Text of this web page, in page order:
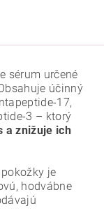
sérum určené
účinný
17,
3 – ktorý
a znižuje ich
je
hodvábne